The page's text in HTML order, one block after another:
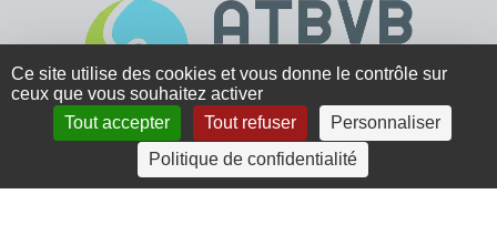
4 rue Crec’h-Ugen
22810 Belle Isle en Terre
Ce site utilise des cookies et vous donne le contrôle sur
ceux que vous souhaitez activer
Tout accepter
Tout refuser
Personnaliser
Politique de confidentialité